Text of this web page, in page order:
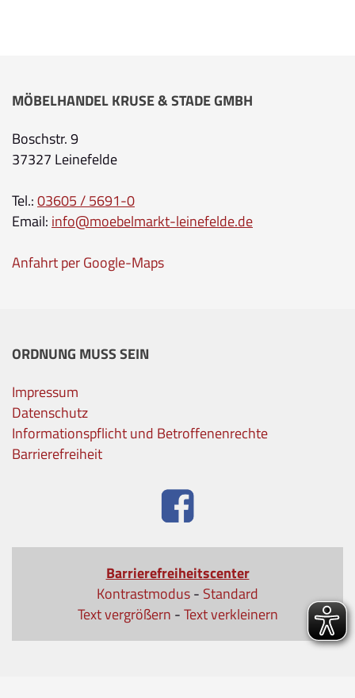
MÖBELHANDEL KRUSE & STADE GMBH
Boschstr. 9
37327 Leinefelde
Tel.:03605 / 5691-0
Email: info@moebelmarkt-leinefelde.de
Anfahrt per Google-Maps
ORDNUNG MUSS SEIN
Impressum
Datenschutz
Informationspflicht und Betroffenenrechte
Barrierefreiheit
Barrierefreiheitscenter
Kontrastmodus- Standard
Text vergrößern -Text verkleinern